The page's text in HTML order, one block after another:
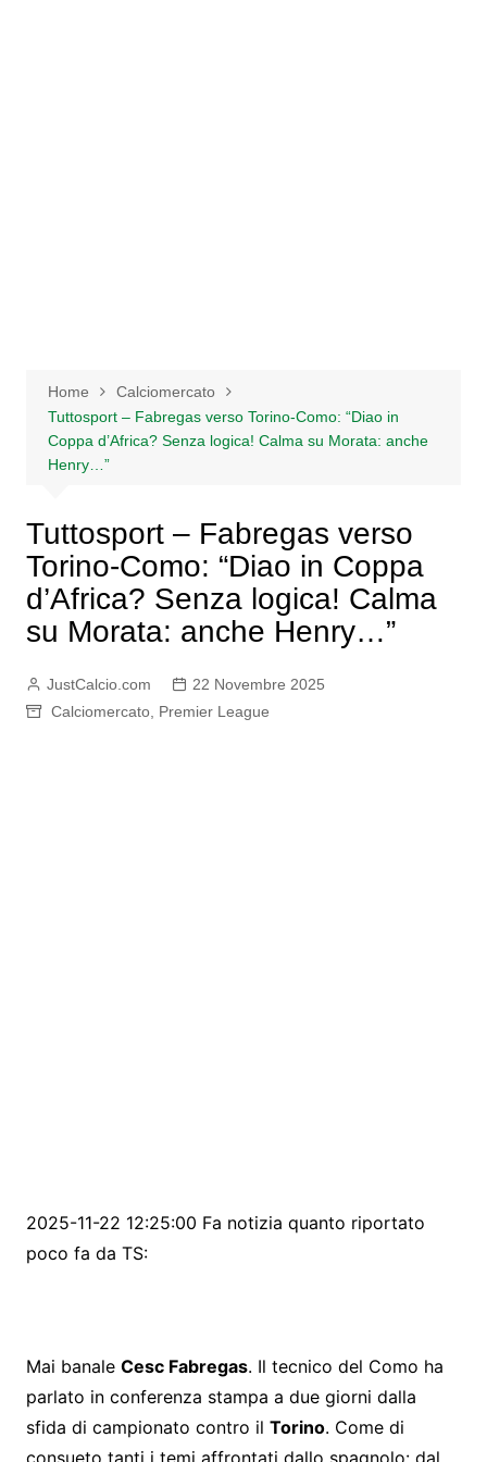
Home
Calciomercato
Tuttosport – Fabregas verso Torino-Como: “Diao in
Coppa d’Africa? Senza logica! Calma su Morata: anche
Henry…”
Tuttosport – Fabregas verso
Torino-Como: “Diao in Coppa
d’Africa? Senza logica! Calma
su Morata: anche Henry…”
JustCalcio.com
22 Novembre 2025
Calciomercato, Premier League
2025-11-22 12:25:00 Fa notizia quanto riportato
poco fa da TS:
Mai banale Cesc Fabregas. Il tecnico del Como ha
parlato in conferenza stampa a due giorni dalla
sfida di campionato contro il Torino. Come di